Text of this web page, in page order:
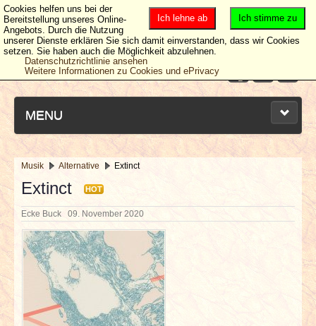
MENU
NEUESTE ARTIKEL
NEWS & DATES
BERICHTE
VERLOSUNGEN
Musik Alternative Extinct
Extinct HOT
Ecke Buck 09. November 2020
Ich stimme zu
Ich lehne ab
Cookies helfen uns bei der
Bereitstellung unseres Online-
Angebots. Durch die Nutzung
unserer Dienste erklären Sie sich damit einverstanden, dass wir Cookies
setzen. Sie haben auch die Möglichkeit abzulehnen.
Datenschutzrichtlinie ansehen
Weitere Informationen zu Cookies und ePrivacy